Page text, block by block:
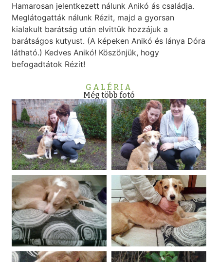
Hamarosan jelentkezett nálunk Anikó ás családja.
Meglátogatták nálunk Rézit, majd a gyorsan
kialakult barátság után elvittük hozzájuk a
barátságos kutyust. (A képeken Anikó és lánya Dóra
látható.) Kedves Anikó! Köszönjük, hogy
befogadtátok Rézit!
GALÉRIA
Még több fotó